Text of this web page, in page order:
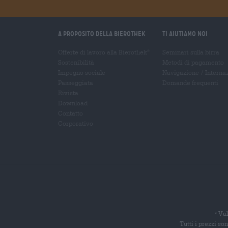
A proposito della Bierothek Ti aiutiamo noi
*
Tutti i prezzi